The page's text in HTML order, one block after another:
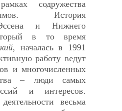
содружества
История
и Нижнего
в то время
, началась в 1991
работу ведут
и многочисленных
– люди самых
и интересов.
весьма